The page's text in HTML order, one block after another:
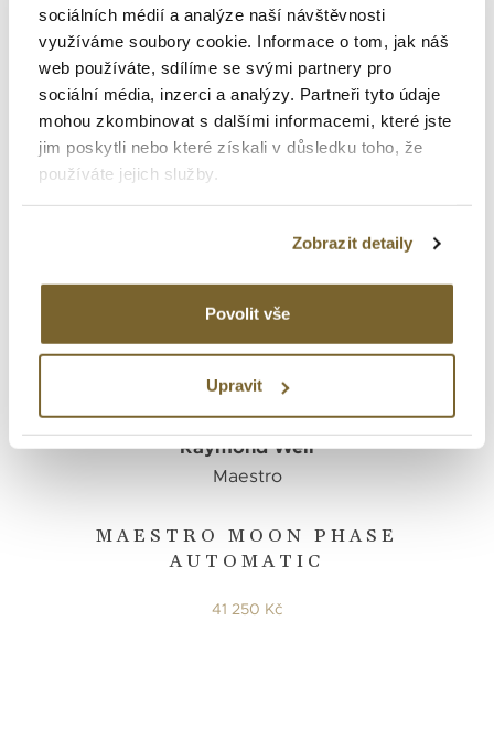
sociálních médií a analýze naší návštěvnosti
využíváme soubory cookie. Informace o tom, jak náš
web používáte, sdílíme se svými partnery pro
sociální média, inzerci a analýzy. Partneři tyto údaje
mohou zkombinovat s dalšími informacemi, které jste
jim poskytli nebo které získali v důsledku toho, že
používáte jejich služby.
Zobrazit detaily
Povolit vše
Upravit
MAESTRO AUTOMATIC OPEN
HEART
47 925 Kč
MAESTRO MOON PHASE
AUTOMATIC
Raymond Weil
Maestro
41 250 Kč